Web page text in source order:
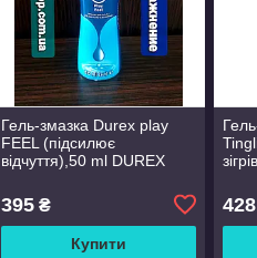
Гель-змазка Durex play
FEEL (підсилює
відчуття),50 ml DUREX
395₴
Купити
428